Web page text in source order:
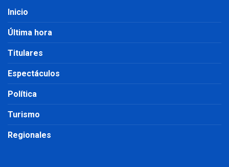
Inicio
Última hora
Titulares
Espectáculos
Política
Turismo
Regionales